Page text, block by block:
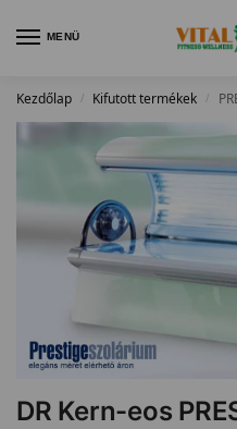
MENÜ
Kezdőlap / Kifutott termékek /
DR Kern-eos